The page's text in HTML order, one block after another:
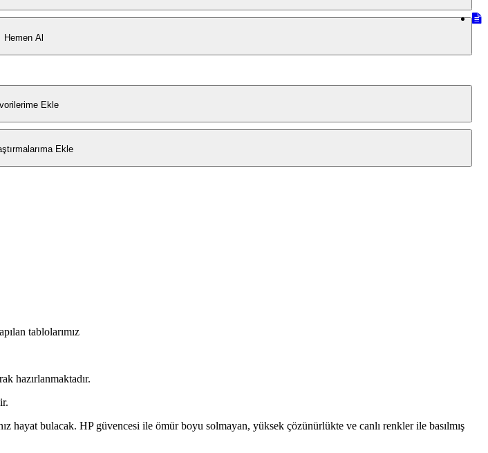
Hemen Al
Ekle
Ekle
tablolarımız
hazırlanmaktadır.
hayat bulacak. HP güvencesi ile ömür boyu solmayan, yüksek çözünürlükte ve canlı renkler ile basılmış